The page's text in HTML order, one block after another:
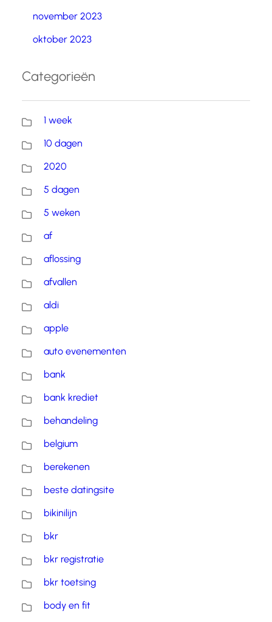
november 2023
oktober 2023
Categorieën
1 week
10 dagen
2020
5 dagen
5 weken
af
aflossing
afvallen
aldi
apple
auto evenementen
bank
bank krediet
behandeling
belgium
berekenen
beste datingsite
bikinilijn
bkr
bkr registratie
bkr toetsing
body en fit